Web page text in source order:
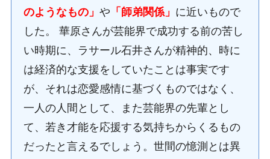
のようなもの」 や 「師弟関係」 に近いもので
した。 華原さんが芸能界で成功する前の苦し
い時期に、ラサール石井さんが精神的、時に
は経済的な支援をしていたことは事実です
が、それは恋愛感情に基づくものではなく、
一人の人間として、また芸能界の先輩とし
て、若き才能を応援する気持ちからくるもの
だったと言えるでしょう。世間の憶測とは異